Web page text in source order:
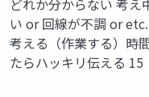
どれか分からない 考え
い or 回線が不調 or
考える（作業する）時
たらハッキリ伝える 15